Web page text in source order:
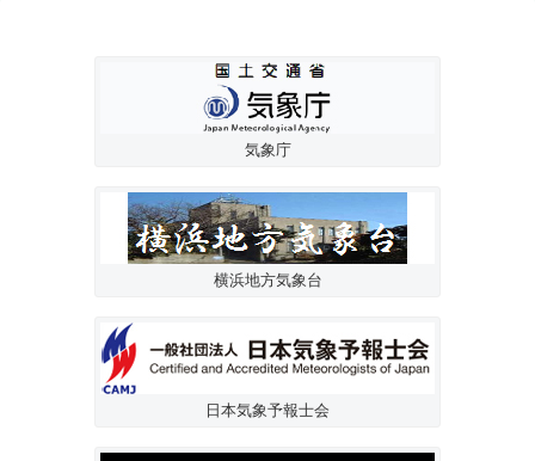
気象庁
横浜地方気象台
日本気象予報士会